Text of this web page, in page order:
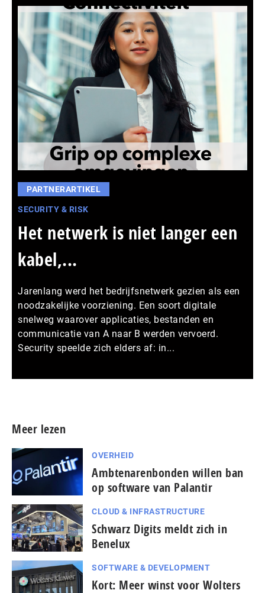
PARTNERARTIKEL
SECURITY & RISK
Het netwerk is niet langer een
kabel,...
Jarenlang werd het bedrijfsnetwerk gezien als een
noodzakelijke voorziening. Een soort digitale
snelweg waarover applicaties, bestanden en
communicatie van A naar B werden vervoerd.
Security speelde zich elders af: in...
Meer lezen
OVERHEID
Ambtenarenbonden willen ban
op software van Palantir
CLOUD & INFRASTRUCTURE
Schwarz Digits meldt zich in
Benelux
SOFTWARE & DEVELOPMENT
Kort: Meer winst voor Wolters